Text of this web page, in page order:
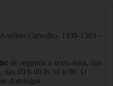
Carvalho, 1439-1563 –
de segunda a sexta-feira, das
das 09 h 00 às 14 h 00. O
domingos